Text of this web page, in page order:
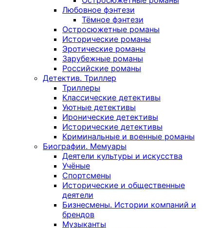
Любовное фэнтези
Тёмное фэнтези
Остросюжетные романы
Исторические романы
Эротические романы
Зарубежные романы
Российские романы
Детектив. Триллер
Триллеры
Классические детективы
Уютные детективы
Иронические детективы
Исторические детективы
Криминальные и военные романы
Биографии. Мемуары
Деятели культуры и искусства
Учёные
Спортсмены
Исторические и общественные
деятели
Бизнесмены. Истории компаний и
брендов
Музыканты